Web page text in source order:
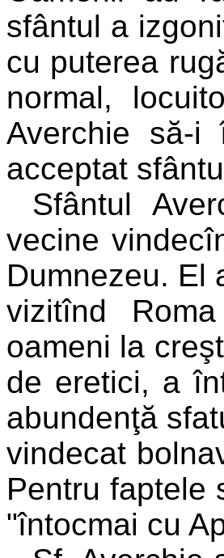
sfântul a
cu puterea
normal,
Averchie să-i
acceptat
Sfântul
vecine
Dumnezeu. El
vizitînd
oameni la
de eretici, a
abundenţă
vindecat
Pentru faptele
"întocmai cu